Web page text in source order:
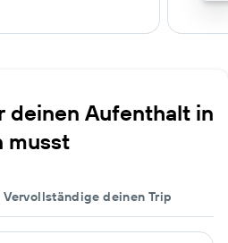
deinen Aufenthalt in
musst
Vervollständige deinen Trip